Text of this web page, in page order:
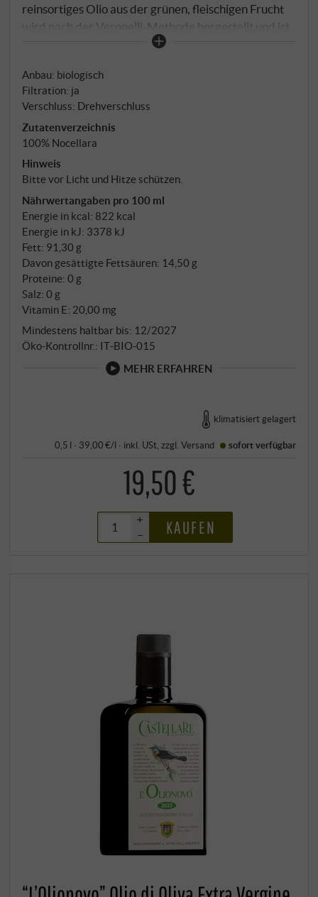
reinsortiges Olio aus der grünen, fleischigen Frucht
wird nach der Veronelli-Methode hergestellt und ist
kräftig und angenehm ausgewogen im Geschmack,
die kalte und warme Küche einsetzbar.
SUPERIORE.DE
Anbau: biologisch
Filtration: ja
Verschluss: Drehverschluss
Zutatenverzeichnis
100% Nocellara
Hinweis
Bitte vor Licht und Hitze schützen.
Nährwertangaben pro 100 ml
Energie in kcal: 822 kcal
Energie in kJ: 3378 kJ
Fett: 91,30 g
Davon gesättigte Fettsäuren: 14,50 g
Proteine: 0 g
Salz: 0 g
Vitamin E: 20,00 mg
Mindestens haltbar bis: 12/2027
Öko-Kontrollnr.: IT‑BIO‑015
MEHR ERFAHREN
klimatisiert gelagert
0,5 l · 39,00 €/l · inkl. USt , zzgl.Versand sofort verfügbar
19,50 €
+
–
KAUFEN